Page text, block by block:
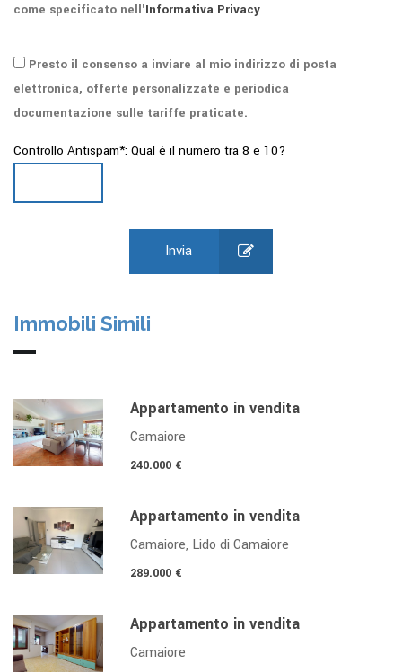
come specificato nell'Informativa Privacy
Presto il consenso a inviare al mio indirizzo di posta
elettronica, offerte personalizzate e periodica
documentazione sulle tariffe praticate.
Controllo Antispam*: Qual è il numero tra 8 e 10?
Invia
Immobili Simili
Appartamento in vendita
Camaiore
240.000 €
Appartamento in vendita
Camaiore, Lido di Camaiore
289.000 €
Appartamento in vendita
Camaiore